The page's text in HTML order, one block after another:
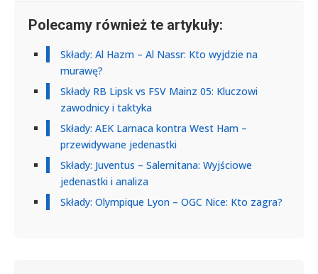
Polecamy również te artykuły:
Składy: Al Hazm – Al Nassr: Kto wyjdzie na
murawę?
Składy RB Lipsk vs FSV Mainz 05: Kluczowi
zawodnicy i taktyka
Składy: AEK Larnaca kontra West Ham –
przewidywane jedenastki
Składy: Juventus – Salernitana: Wyjściowe
jedenastki i analiza
Składy: Olympique Lyon – OGC Nice: Kto zagra?